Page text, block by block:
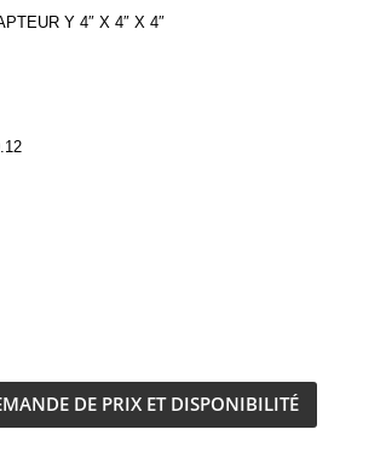
Y 4″ X 4″ X 4″
DE PRIX ET DISPONIBILITÉ